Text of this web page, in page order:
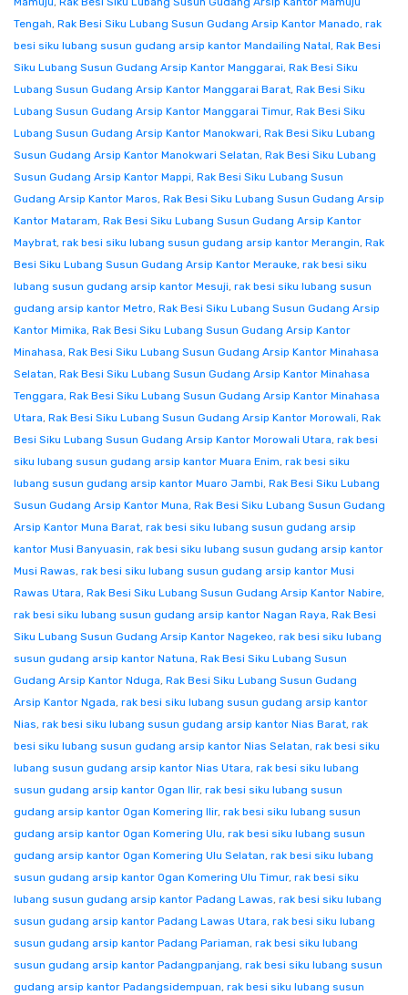
Tengah, Rak Besi Siku Lubang Susun Gudang Arsip Kantor Manado, rak
besi siku lubang susun gudang arsip kantor Mandailing Natal, Rak Besi
Siku Lubang Susun Gudang Arsip Kantor Manggarai, Rak Besi Siku
Lubang Susun Gudang Arsip Kantor Manggarai Barat, Rak Besi Siku
Lubang Susun Gudang Arsip Kantor Manggarai Timur, Rak Besi Siku
Lubang Susun Gudang Arsip Kantor Manokwari, Rak Besi Siku Lubang
Susun Gudang Arsip Kantor Manokwari Selatan, Rak Besi Siku Lubang
Susun Gudang Arsip Kantor Mappi, Rak Besi Siku Lubang Susun
Gudang Arsip Kantor Maros, Rak Besi Siku Lubang Susun Gudang Arsip
Kantor Mataram, Rak Besi Siku Lubang Susun Gudang Arsip Kantor
Maybrat, rak besi siku lubang susun gudang arsip kantor Merangin, Rak
Besi Siku Lubang Susun Gudang Arsip Kantor Merauke, rak besi siku
lubang susun gudang arsip kantor Mesuji, rak besi siku lubang susun
gudang arsip kantor Metro, Rak Besi Siku Lubang Susun Gudang Arsip
Kantor Mimika, Rak Besi Siku Lubang Susun Gudang Arsip Kantor
Minahasa, Rak Besi Siku Lubang Susun Gudang Arsip Kantor Minahasa
Selatan, Rak Besi Siku Lubang Susun Gudang Arsip Kantor Minahasa
Tenggara, Rak Besi Siku Lubang Susun Gudang Arsip Kantor Minahasa
Utara, Rak Besi Siku Lubang Susun Gudang Arsip Kantor Morowali, Rak
Besi Siku Lubang Susun Gudang Arsip Kantor Morowali Utara, rak besi
siku lubang susun gudang arsip kantor Muara Enim, rak besi siku
lubang susun gudang arsip kantor Muaro Jambi, Rak Besi Siku Lubang
Susun Gudang Arsip Kantor Muna, Rak Besi Siku Lubang Susun Gudang
Arsip Kantor Muna Barat, rak besi siku lubang susun gudang arsip
kantor Musi Banyuasin, rak besi siku lubang susun gudang arsip kantor
Musi Rawas, rak besi siku lubang susun gudang arsip kantor Musi
Rawas Utara, Rak Besi Siku Lubang Susun Gudang Arsip Kantor Nabire,
rak besi siku lubang susun gudang arsip kantor Nagan Raya, Rak Besi
Siku Lubang Susun Gudang Arsip Kantor Nagekeo, rak besi siku lubang
susun gudang arsip kantor Natuna, Rak Besi Siku Lubang Susun
Gudang Arsip Kantor Nduga, Rak Besi Siku Lubang Susun Gudang
Arsip Kantor Ngada, rak besi siku lubang susun gudang arsip kantor
Nias, rak besi siku lubang susun gudang arsip kantor Nias Barat, rak
besi siku lubang susun gudang arsip kantor Nias Selatan, rak besi siku
lubang susun gudang arsip kantor Nias Utara, rak besi siku lubang
susun gudang arsip kantor Ogan Ilir, rak besi siku lubang susun
gudang arsip kantor Ogan Komering Ilir, rak besi siku lubang susun
gudang arsip kantor Ogan Komering Ulu, rak besi siku lubang susun
gudang arsip kantor Ogan Komering Ulu Selatan, rak besi siku lubang
susun gudang arsip kantor Ogan Komering Ulu Timur, rak besi siku
lubang susun gudang arsip kantor Padang Lawas, rak besi siku lubang
susun gudang arsip kantor Padang Lawas Utara, rak besi siku lubang
susun gudang arsip kantor Padang Pariaman, rak besi siku lubang
susun gudang arsip kantor Padangpanjang, rak besi siku lubang susun
gudang arsip kantor Padangsidempuan, rak besi siku lubang susun